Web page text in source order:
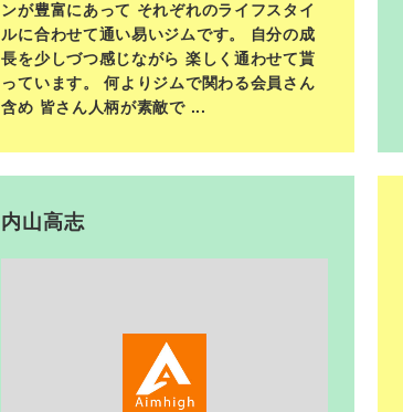
ンが豊富にあって それぞれのライフスタイ
ルに合わせて通い易いジムです。 自分の成
長を少しづつ感じながら 楽しく通わせて貰
っています。 何よりジムで関わる会員さん
含め 皆さん人柄が素敵で ...
内山高志
<